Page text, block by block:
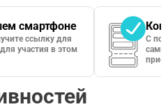
смартфоне
ссылку для
участия в этом
С
сами